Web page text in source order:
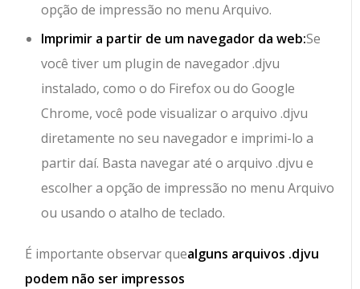
opção de impressão no menu Arquivo.
Imprimir a partir de um navegador da web:Se
você tiver um plugin de navegador .djvu
instalado, como o do Firefox ou do Google
Chrome, você pode visualizar o arquivo .djvu
diretamente no seu navegador e imprimi-lo a
partir daí. Basta navegar até o arquivo .djvu e
escolher a opção de impressão no menu Arquivo
ou usando o atalho de teclado.
É importante observar quealguns arquivos .djvu
podem não ser impressos